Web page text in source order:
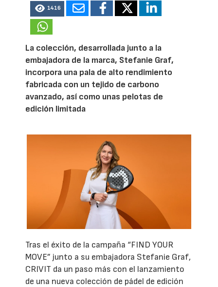
1416
La colección, desarrollada junto a la
embajadora de la marca, Stefanie Graf,
incorpora una pala de alto rendimiento
fabricada con un tejido de carbono
avanzado, así como unas pelotas de
edición limitada
Tras el éxito de la campaña “FIND YOUR
MOVE” junto a su embajadora Stefanie Graf,
CRIVIT da un paso más con el lanzamiento
de una nueva colección de pádel de edición